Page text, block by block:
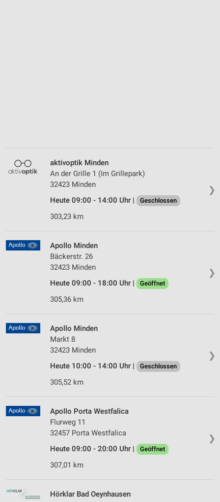
❯
aktivoptik Minden
An der Grille 1 (Im Grillepark)
32423 Minden
Heute 09:00 - 14:00 Uhr |
Geschlossen
303,23 km
❯
Apollo Minden
Bäckerstr. 26
32423 Minden
Heute 09:00 - 18:00 Uhr |
Geöffnet
305,36 km
❯
Apollo Minden
Markt 8
32423 Minden
Heute 10:00 - 14:00 Uhr |
Geschlossen
305,52 km
❯
Apollo Porta Westfalica
Flurweg 11
32457 Porta Westfalica
Heute 09:00 - 20:00 Uhr |
Geöffnet
307,01 km
Hörklar Bad Oeynhausen